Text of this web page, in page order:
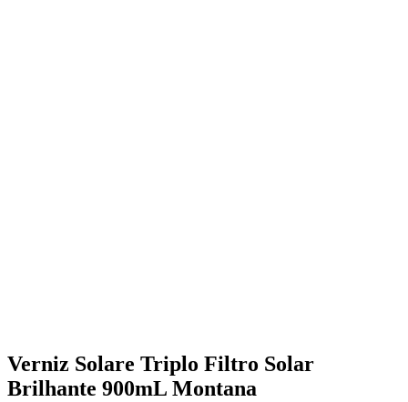
Verniz Solare Triplo Filtro Solar
Brilhante 900mL Montana